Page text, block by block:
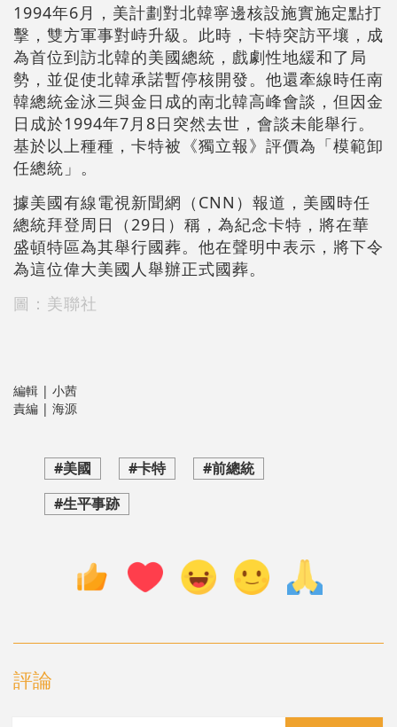
1994年6月，美計劃對北韓寧邊核設施實施定點打
擊，雙方軍事對峙升級。此時，卡特突訪平壤，成
為首位到訪北韓的美國總統，戲劇性地緩和了局
勢，並促使北韓承諾暫停核開發。他還牽線時任南
韓總統金泳三與金日成的南北韓高峰會談，但因金
日成於1994年7月8日突然去世，會談未能舉行。
基於以上種種，卡特被《獨立報》評價為「模範卸
任總統」。
據美國有線電視新聞網（CNN）報道，美國時任
總統拜登周日（29日）稱，為紀念卡特，將在華
盛頓特區為其舉行國葬。他在聲明中表示，將下令
為這位偉大美國人舉辦正式國葬。
圖：美聯社
編輯 | 小茜
責編 | 海源
#美國 #卡特
#前總統
#生平事跡
評論